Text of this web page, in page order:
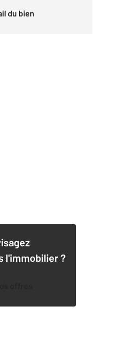
du bien
l'immobilier ?
offres